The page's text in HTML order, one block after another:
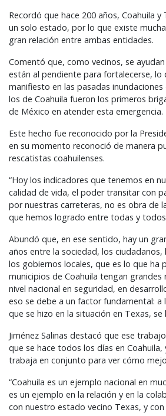
Recordó que hace 200 años, Coahuila
un solo estado, por lo que existe
gran relación entre ambas entidades.
Comentó que, como vecinos, se
están al pendiente para fortalecerse, lo
manifiesto en las pasadas inundaciones
los de Coahuila fueron los primeros
de México en atender esta emergencia.
Este hecho fue reconocido por la
en su momento reconoció de manera
rescatistas coahuilenses.
“Hoy los indicadores que tenemos en
calidad de vida, el poder transitar con
por nuestras carreteras, no es obra de
que hemos logrado entre todas y
Abundó que, en ese sentido, hay un
años entre la sociedad, los ciudadanos,
los gobiernos locales, que es lo que ha
municipios de Coahuila tengan grandes
nivel nacional en seguridad, en
eso se debe a un factor fundamental: a
que se hizo en la situación en Texas,
Jiménez Salinas destacó que ese
que se hace todos los días en Coahuila,
trabaja en conjunto para ver cómo
“Coahuila es un ejemplo nacional en
es un ejemplo en la relación y en la
con nuestro estado vecino Texas, y